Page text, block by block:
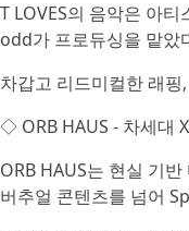
T LOVES의 음악은 아티
odd가 프로듀싱을 맡았
차갑고 리드미컬한 래
◇ ORB HAUS - 차세대
ORB HAUS는 현실 기
버추얼 콘텐츠를 넘어